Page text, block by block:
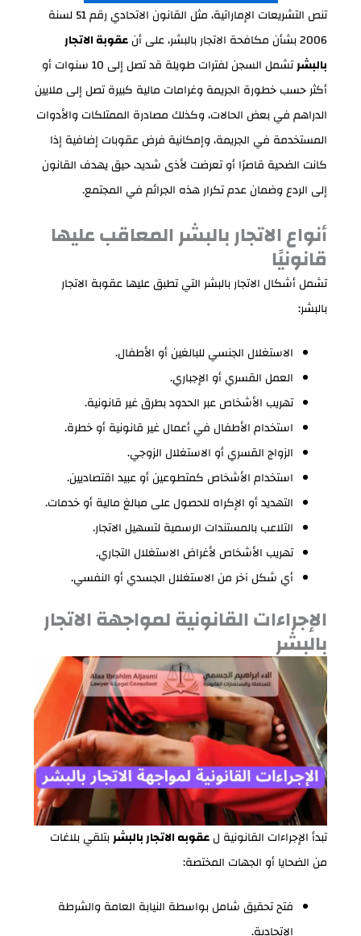
تنص التشريعات الإماراتية، مثل القانون الاتحادي رقم 51 لسنة
2006 بشأن مكافحة الاتجار بالبشر، على أن
عقوبة الاتجار
بالبشر
تشمل السجن لفترات طويلة قد تصل إلى 10 سنوات أو
أكثر حسب خطورة الجريمة وغرامات مالية كبيرة تصل إلى ملايين
الدراهم في بعض الحالات، وكذلك مصادرة الممتلكات والأدوات
المستخدمة في الجريمة، وإمكانية فرض عقوبات إضافية إذا
كانت الضحية قاصرًا أو تعرضت لأذى شديد، حيق يهدف القانون
إلى الردع وضمان عدم تكرار هذه الجرائم في المجتمع.
أنواع الاتجار بالبشر المعاقب عليها
قانونيًا
تشمل أشكال الاتجار بالبشر التي تطبق عليها عقوبة الاتجار
بالبشر:
الاستغلال الجنسي للبالغين أو الأطفال.
العمل القسري أو الإجباري.
تهريب الأشخاص عبر الحدود بطرق غير قانونية.
استخدام الأطفال في أعمال غير قانونية أو خطرة.
الزواج القسري أو الاستغلال الزوجي.
استخدام الأشخاص كمتطوعين أو عبيد اقتصاديين.
التهديد أو الإكراه للحصول على مبالغ مالية أو خدمات.
التلاعب بالمستندات الرسمية لتسهيل الاتجار.
تهريب الأشخاص لأغراض الاستغلال التجاري.
أي شكل آخر من الاستغلال الجسدي أو النفسي.
الإجراءات القانونية لمواجهة الاتجار
بالبشر
تبدأ الإجراءات القانونية لعقوبه الاتجار بالبشربتلقي بلاغات
من الضحايا أو الجهات المختصة:
فتح تحقيق شامل بواسطة النيابة العامة والشرطة